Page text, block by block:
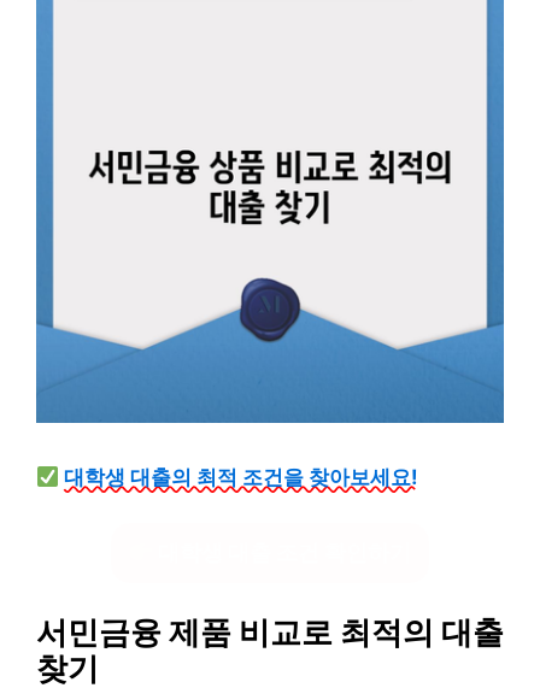
대학생 대출의 최적 조건을 찾아보세요!
서민금융 제품 비교로 최적의 대출
찾기